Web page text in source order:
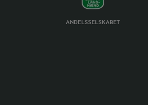
ANDELSSELSKABET